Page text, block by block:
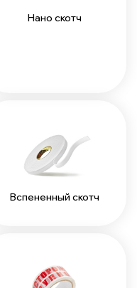
Нано скотч
Вспененный скотч